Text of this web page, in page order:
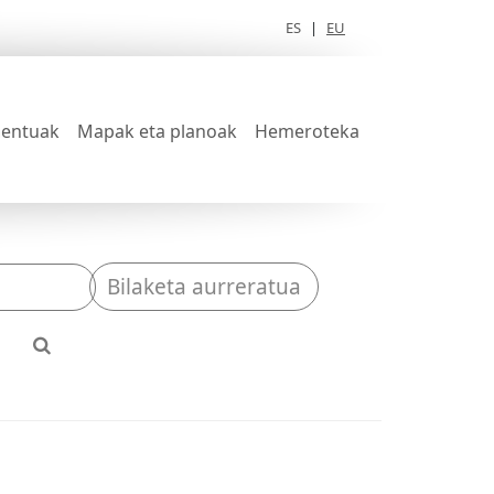
ES | EU
Mapak eta planoak Hemeroteka
Bilaketa aurreratua